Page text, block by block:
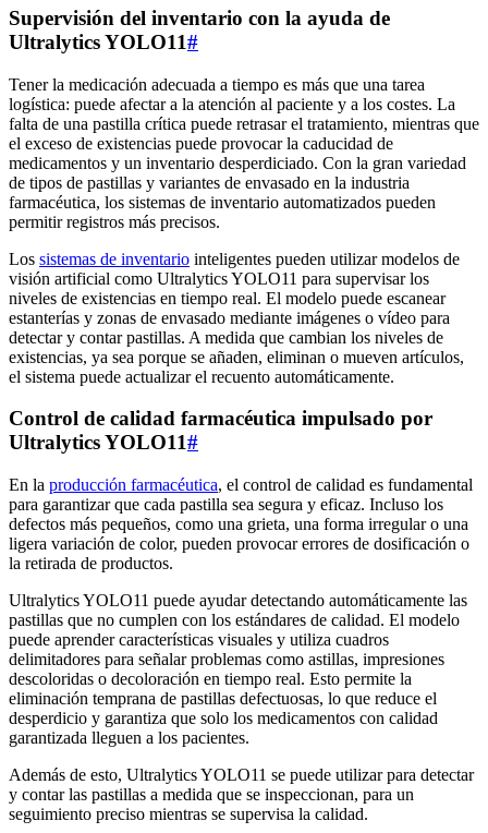
Supervisión del inventario con la ayuda de
Ultralytics YOLO11#
Tener la medicación adecuada a tiempo es más que una tarea
logística: puede afectar a la atención al paciente y a los costes. La
falta de una pastilla crítica puede retrasar el tratamiento, mientras que
el exceso de existencias puede provocar la caducidad de
medicamentos y un inventario desperdiciado. Con la gran variedad
de tipos de pastillas y variantes de envasado en la industria
farmacéutica, los sistemas de inventario automatizados pueden
permitir registros más precisos.
Los sistemas de inventario inteligentes pueden utilizar modelos de
visión artificial como Ultralytics YOLO11 para supervisar los
niveles de existencias en tiempo real. El modelo puede escanear
estanterías y zonas de envasado mediante imágenes o vídeo para
detectar y contar pastillas. A medida que cambian los niveles de
existencias, ya sea porque se añaden, eliminan o mueven artículos,
el sistema puede actualizar el recuento automáticamente.
Control de calidad farmacéutica impulsado por
Ultralytics YOLO11#
En la producción farmacéutica, el control de calidad es fundamental
para garantizar que cada pastilla sea segura y eficaz. Incluso los
defectos más pequeños, como una grieta, una forma irregular o una
ligera variación de color, pueden provocar errores de dosificación o
la retirada de productos.
Ultralytics YOLO11 puede ayudar detectando automáticamente las
pastillas que no cumplen con los estándares de calidad. El modelo
puede aprender características visuales y utiliza cuadros
delimitadores para señalar problemas como astillas, impresiones
descoloridas o decoloración en tiempo real. Esto permite la
eliminación temprana de pastillas defectuosas, lo que reduce el
desperdicio y garantiza que solo los medicamentos con calidad
garantizada lleguen a los pacientes.
Además de esto, Ultralytics YOLO11 se puede utilizar para detectar
y contar las pastillas a medida que se inspeccionan, para un
seguimiento preciso mientras se supervisa la calidad.